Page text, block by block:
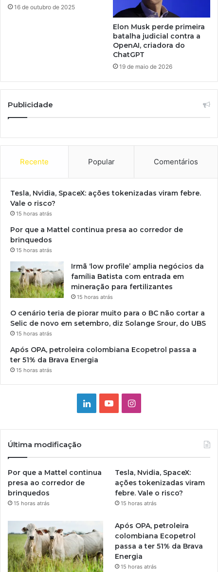
16 de outubro de 2025
Elon Musk perde primeira
batalha judicial contra a
OpenAI, criadora do
ChatGPT
19 de maio de 2026
Publicidade
Recente Popular Comentários
Tesla, Nvidia, SpaceX: ações tokenizadas viram febre.
Vale o risco?
15 horas atrás
Por que a Mattel continua presa ao corredor de
brinquedos
15 horas atrás
Irmã ‘low profile’ amplia negócios da
família Batista com entrada em
mineração para fertilizantes
15 horas atrás
O cenário teria de piorar muito para o BC não cortar a
Selic de novo em setembro, diz Solange Srour, do UBS
15 horas atrás
Após OPA, petroleira colombiana Ecopetrol passa a
ter 51% da Brava Energia
15 horas atrás
LinkedinYouTubeInstagram
Última modificação
Por que a Mattel continua
presa ao corredor de
brinquedos
15 horas atrás
Tesla, Nvidia, SpaceX:
ações tokenizadas viram
febre. Vale o risco?
15 horas atrás
Após OPA, petroleira
colombiana Ecopetrol
passa a ter 51% da Brava
Energia
15 horas atrás